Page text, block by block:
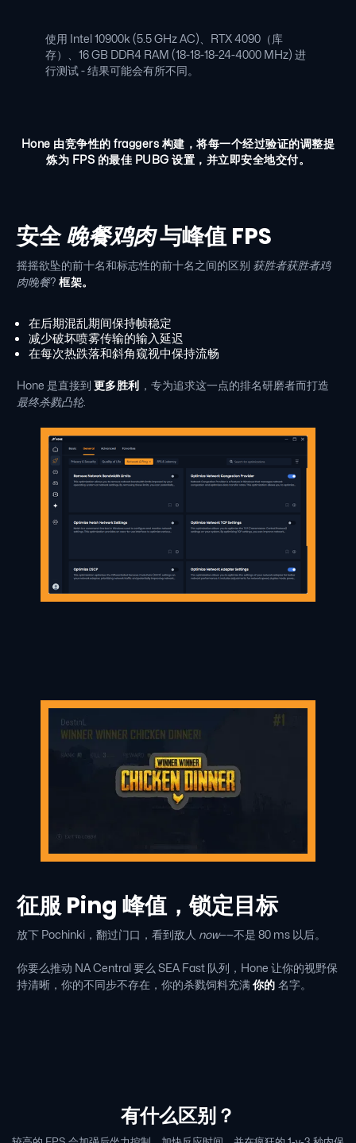
使用 Intel 10900k (5.5 GHz AC)、RTX 4090（库
存）、16 GB DDR4 RAM (18-18-18-24-4000 MHz) 进
行测试 - 结果可能会有所不同。
Hone 由竞争性的 fraggers 构建，将每一个经过验证的调整提
炼为 FPS 的最佳 PUBG 设置，并立即安全地交付。
安全晚餐鸡肉与峰值 FPS
摇摇欲坠的前十名和标志性的前十名之间的区别 获胜者获胜者鸡
肉晚餐? 框架。
在后期混乱期间保持帧稳定
减少破坏喷雾传输的输入延迟
在每次热跌落和斜角窥视中保持流畅
Hone 是直接到 更多胜利 ，专为追求这一点的排名研磨者而打造
最终杀戮凸轮.
征服 Ping 峰值，锁定目标
放下 Pochinki，翻过门口，看到敌人 now——不是 80 ms 以后。
你要么推动 NA Central 要么 SEA Fast 队列，Hone 让你的视野保
持清晰，你的不同步不存在，你的杀戮饲料充满你的 名字。
有什么区别？